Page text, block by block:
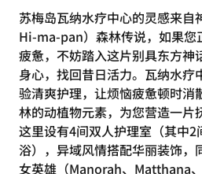
苏梅岛瓦纳水疗中心的灵感来自
Hi-ma-pan）森林传说，如果您
疲惫，不妨踏入这片别具东方神
身心，找回昔日活力。瓦纳水疗
验清爽护理，让烦恼疲惫顿时消
林的动植物元素，为您营造一片
这里设有4间双人护理室（其中
浴），异域风情搭配华丽装饰，
女英雄（Manorah、Matthana